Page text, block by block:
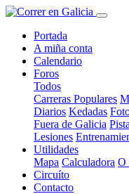
Portada
A miña conta
Calendario
Foros
Todos
Carreras Populares
Diarios Kedadas
Fuera de Galicia Pista
Lesiones
Utilidades
Mapa Calculadora O
Circuíto
Contacto